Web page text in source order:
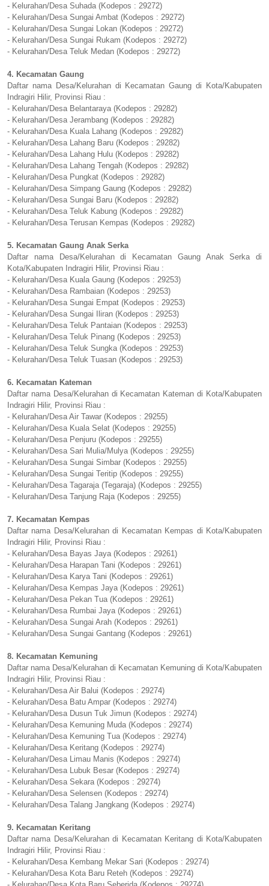
- Kelurahan/Desa Suhada (Kodepos : 29272)
- Kelurahan/Desa Sungai Ambat (Kodepos : 29272)
- Kelurahan/Desa Sungai Lokan (Kodepos : 29272)
- Kelurahan/Desa Sungai Rukam (Kodepos : 29272)
- Kelurahan/Desa Teluk Medan (Kodepos : 29272)
4. Kecamatan Gaung
Daftar nama Desa/Kelurahan di Kecamatan Gaung di Kota/Kabupaten
Indragiri Hilir, Provinsi Riau :
- Kelurahan/Desa Belantaraya (Kodepos : 29282)
- Kelurahan/Desa Jerambang (Kodepos : 29282)
- Kelurahan/Desa Kuala Lahang (Kodepos : 29282)
- Kelurahan/Desa Lahang Baru (Kodepos : 29282)
- Kelurahan/Desa Lahang Hulu (Kodepos : 29282)
- Kelurahan/Desa Lahang Tengah (Kodepos : 29282)
- Kelurahan/Desa Pungkat (Kodepos : 29282)
- Kelurahan/Desa Simpang Gaung (Kodepos : 29282)
- Kelurahan/Desa Sungai Baru (Kodepos : 29282)
- Kelurahan/Desa Teluk Kabung (Kodepos : 29282)
- Kelurahan/Desa Terusan Kempas (Kodepos : 29282)
5. Kecamatan Gaung Anak Serka
Daftar nama Desa/Kelurahan di Kecamatan Gaung Anak Serka di
Kota/Kabupaten Indragiri Hilir, Provinsi Riau :
- Kelurahan/Desa Kuala Gaung (Kodepos : 29253)
- Kelurahan/Desa Rambaian (Kodepos : 29253)
- Kelurahan/Desa Sungai Empat (Kodepos : 29253)
- Kelurahan/Desa Sungai Iliran (Kodepos : 29253)
- Kelurahan/Desa Teluk Pantaian (Kodepos : 29253)
- Kelurahan/Desa Teluk Pinang (Kodepos : 29253)
- Kelurahan/Desa Teluk Sungka (Kodepos : 29253)
- Kelurahan/Desa Teluk Tuasan (Kodepos : 29253)
6. Kecamatan Kateman
Daftar nama Desa/Kelurahan di Kecamatan Kateman di Kota/Kabupaten
Indragiri Hilir, Provinsi Riau :
- Kelurahan/Desa Air Tawar (Kodepos : 29255)
- Kelurahan/Desa Kuala Selat (Kodepos : 29255)
- Kelurahan/Desa Penjuru (Kodepos : 29255)
- Kelurahan/Desa Sari Mulia/Mulya (Kodepos : 29255)
- Kelurahan/Desa Sungai Simbar (Kodepos : 29255)
- Kelurahan/Desa Sungai Teritip (Kodepos : 29255)
- Kelurahan/Desa Tagaraja (Tegaraja) (Kodepos : 29255)
- Kelurahan/Desa Tanjung Raja (Kodepos : 29255)
7. Kecamatan Kempas
Daftar nama Desa/Kelurahan di Kecamatan Kempas di Kota/Kabupaten
Indragiri Hilir, Provinsi Riau :
- Kelurahan/Desa Bayas Jaya (Kodepos : 29261)
- Kelurahan/Desa Harapan Tani (Kodepos : 29261)
- Kelurahan/Desa Karya Tani (Kodepos : 29261)
- Kelurahan/Desa Kempas Jaya (Kodepos : 29261)
- Kelurahan/Desa Pekan Tua (Kodepos : 29261)
- Kelurahan/Desa Rumbai Jaya (Kodepos : 29261)
- Kelurahan/Desa Sungai Arah (Kodepos : 29261)
- Kelurahan/Desa Sungai Gantang (Kodepos : 29261)
8. Kecamatan Kemuning
Daftar nama Desa/Kelurahan di Kecamatan Kemuning di Kota/Kabupaten
Indragiri Hilir, Provinsi Riau :
- Kelurahan/Desa Air Balui (Kodepos : 29274)
- Kelurahan/Desa Batu Ampar (Kodepos : 29274)
- Kelurahan/Desa Dusun Tuk Jimun (Kodepos : 29274)
- Kelurahan/Desa Kemuning Muda (Kodepos : 29274)
- Kelurahan/Desa Kemuning Tua (Kodepos : 29274)
- Kelurahan/Desa Keritang (Kodepos : 29274)
- Kelurahan/Desa Limau Manis (Kodepos : 29274)
- Kelurahan/Desa Lubuk Besar (Kodepos : 29274)
- Kelurahan/Desa Sekara (Kodepos : 29274)
- Kelurahan/Desa Selensen (Kodepos : 29274)
- Kelurahan/Desa Talang Jangkang (Kodepos : 29274)
9. Kecamatan Keritang
Daftar nama Desa/Kelurahan di Kecamatan Keritang di Kota/Kabupaten
Indragiri Hilir, Provinsi Riau :
- Kelurahan/Desa Kembang Mekar Sari (Kodepos : 29274)
- Kelurahan/Desa Kota Baru Reteh (Kodepos : 29274)